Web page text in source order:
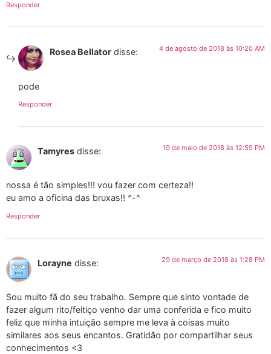
Responder
Rosea Bellator disse: 4 de agosto de 2018 às 10:20 AM
pode
Responder
Tamyres disse: 19 de maio de 2018 às 12:59 PM
nossa é tão simples!!! vou fazer com certeza!!
eu amo a oficina das bruxas!! ^-^
Responder
Lorayne disse: 29 de março de 2018 às 1:28 PM
Sou muito fã do seu trabalho. Sempre que sinto vontade de
fazer algum rito/feitiço venho dar uma conferida e fico muito
feliz que minha intuição sempre me leva à coisas muito
similares aos seus encantos. Gratidão por compartilhar seus
conhecimentos <3